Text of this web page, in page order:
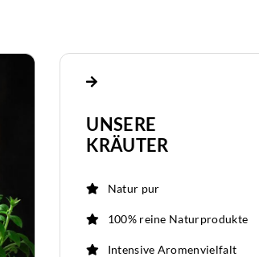
UNSERE
KRÄUTER
Natur pur
100% reine Naturprodukte
Intensive Aromenvielfalt